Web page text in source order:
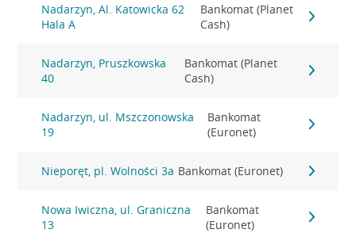
Nadarzyn, Al. Katowicka 62
Hala A
Bankomat (Planet
Cash)
Nadarzyn, Pruszkowska
40
Bankomat (Planet
Cash)
Nadarzyn, ul. Mszczonowska
19
Bankomat
(Euronet)
Nieporęt, pl. Wolności 3a Bankomat (Euronet)
Nowa Iwiczna, ul. Graniczna
13
Bankomat
(Euronet)